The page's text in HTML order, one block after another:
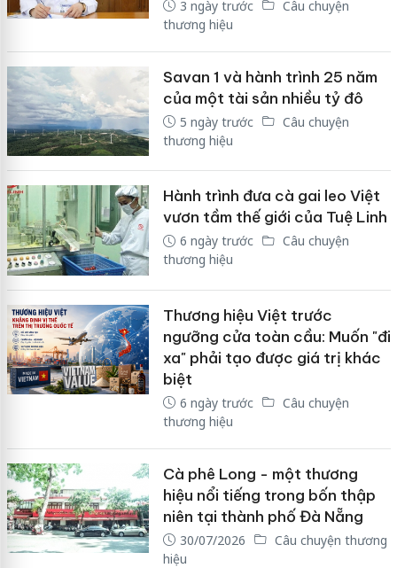
3 ngày trước
Câu chuyện
thương hiệu
Savan 1 và hành trình 25 năm
của một tài sản nhiều tỷ đô
5 ngày trước
Câu chuyện
thương hiệu
Hành trình đưa cà gai leo Việt
vươn tầm thế giới của Tuệ Linh
6 ngày trước
Câu chuyện
thương hiệu
Thương hiệu Việt trước
ngưỡng cửa toàn cầu: Muốn "đi
xa" phải tạo được giá trị khác
biệt
6 ngày trước
Câu chuyện
thương hiệu
Cà phê Long - một thương
hiệu nổi tiếng trong bốn thập
niên tại thành phố Đà Nẵng
30/07/2026
Câu chuyện thương
hiệu